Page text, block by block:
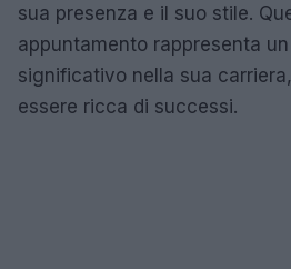
sua presenza e il suo stile.
appuntamento rappresenta
significativo nella sua
essere ricca di successi.